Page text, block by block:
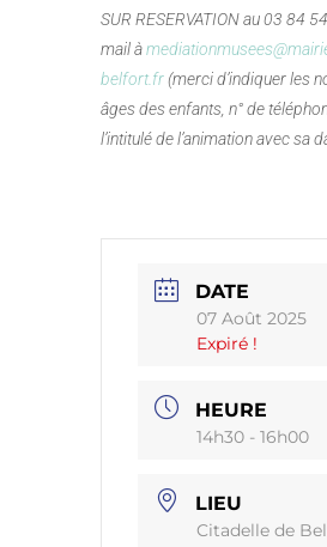
SUR RESERVATION au 03 84
mail à
belfort.fr(merci d’indiquer les
âges des enfants, n° de
l’intitulé de l’animation avec sa
DATE
07 Août 2025
Expiré !
HEURE
14h30 - 16h00
LIEU
Citadelle de